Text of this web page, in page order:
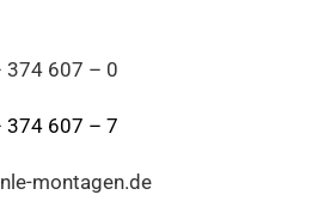
374 607 – 0
374 607 – 7
montagen.de